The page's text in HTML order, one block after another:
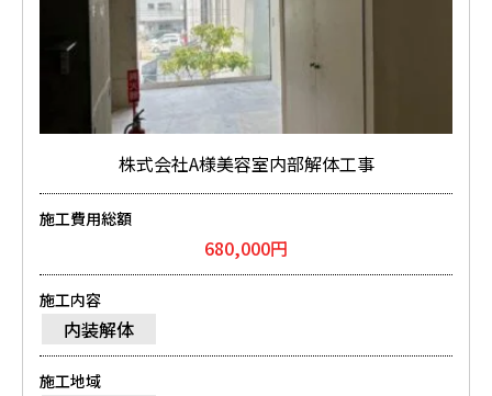
株式会社A様美容室内部解体工事
施工費用総額
680,000円
施工内容
内装解体
施工地域